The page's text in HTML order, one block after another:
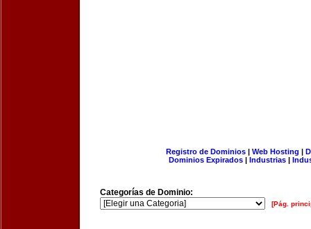
Registro de Dominios| Web Hosting |
Dominios Expirados | Industrias |
Categorías de Dominio:
[Pág.